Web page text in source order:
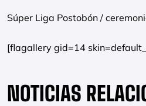
Súper Liga Postobón /
[flagallery gid=14
NOTICIAS